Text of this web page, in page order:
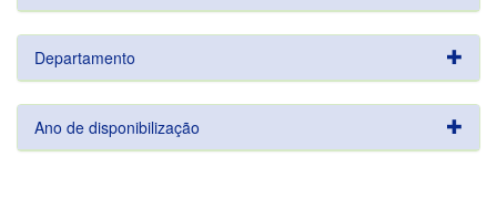
Departamento
Ano de disponibilização